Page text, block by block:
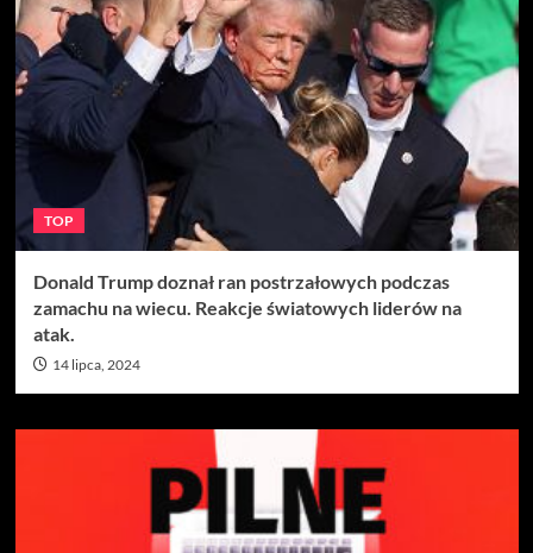
TOP
Donald Trump doznał ran postrzałowych podczas
zamachu na wiecu. Reakcje światowych liderów na
atak.
14 lipca, 2024